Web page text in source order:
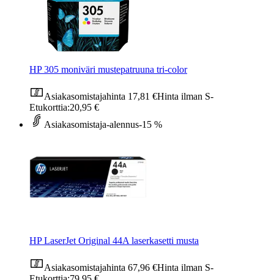
HP 305 moniväri mustepatruuna tri-color
Asiakasomistajahinta 17,81 €Hinta ilman S-
Etukorttia:20,95 €
Asiakasomistaja-alennus-15 %
HP LaserJet Original 44A laserkasetti musta
Asiakasomistajahinta 67,96 €Hinta ilman S-